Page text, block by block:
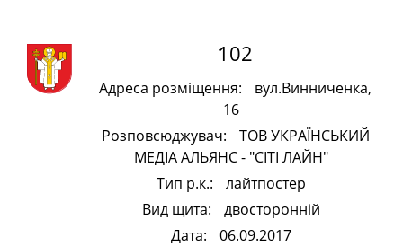
102
Адреса розміщення:
вул.Винниченка,
16
Розповсюджувач:
ТОВ УКРАЇНСЬКИЙ
МЕДІА АЛЬЯНС - "СІТІ ЛАЙН"
Тип р.к.:
лайтпостер
Вид щита:
двосторонній
Дата:
06.09.2017